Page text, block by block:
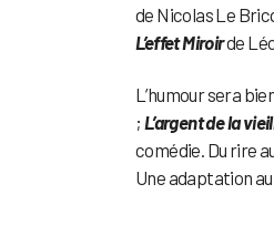
de Nicolas Le
L’effet Miroirde
L’humour sera
; L’argent de la
comédie. Du rire
Une adaptation